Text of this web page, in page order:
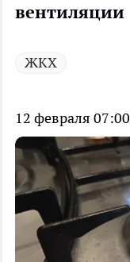
вентиляции
ЖКХ
12 февраля 07:00